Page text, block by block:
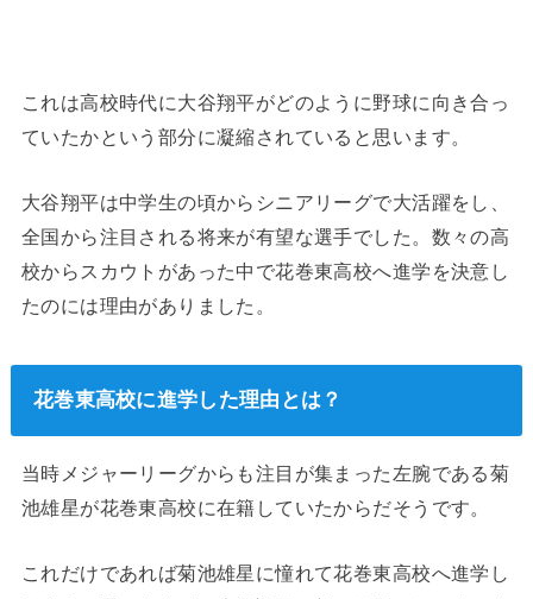
これは高校時代に大谷翔平がどのように野球に向き合っ
ていたかという部分に凝縮されていると思います。
大谷翔平は中学生の頃からシニアリーグで大活躍をし、
全国から注目される将来が有望な選手でした。数々の高
校からスカウトがあった中で花巻東高校へ進学を決意し
たのには理由がありました。
花巻東高校に進学した理由とは？
当時メジャーリーグからも注目が集まった左腕である菊
池雄星が花巻東高校に在籍していたからだそうです。
これだけであれば菊池雄星に憧れて花巻東高校へ進学し